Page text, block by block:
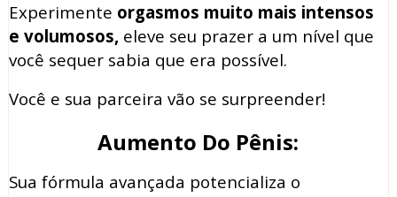
Experimente orgasmos muito mais intensos
e volumosos, eleve seu prazer a um nível que
você sequer sabia que era possível.
Você e sua parceira vão se surpreender!
Aumento Do Pênis:
Sua fórmula avançada potencializa o